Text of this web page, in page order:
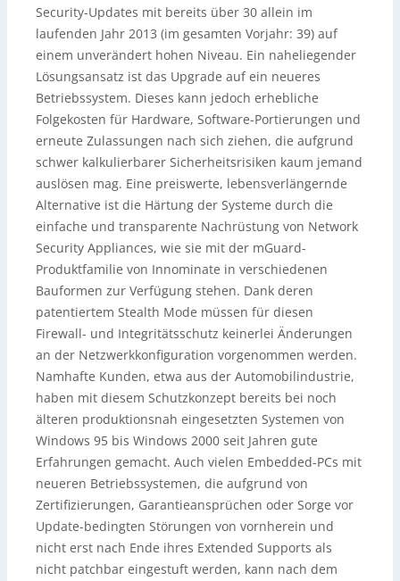
Security-Updates mit bereits über 30 allein im
laufenden Jahr 2013 (im gesamten Vorjahr: 39) auf
einem unverändert hohen Niveau. Ein naheliegender
Lösungsansatz ist das Upgrade auf ein neueres
Betriebssystem. Dieses kann jedoch erhebliche
Folgekosten für Hardware, Software-Portierungen und
erneute Zulassungen nach sich ziehen, die aufgrund
schwer kalkulierbarer Sicherheitsrisiken kaum jemand
auslösen mag. Eine preiswerte, lebensverlängernde
Alternative ist die Härtung der Systeme durch die
einfache und transparente Nachrüstung von Network
Security Appliances, wie sie mit der mGuard-
Produktfamilie von Innominate in verschiedenen
Bauformen zur Verfügung stehen. Dank deren
patentiertem Stealth Mode müssen für diesen
Firewall- und Integritätsschutz keinerlei Änderungen
an der Netzwerkkonfiguration vorgenommen werden.
Namhafte Kunden, etwa aus der Automobilindustrie,
haben mit diesem Schutzkonzept bereits bei noch
älteren produktionsnah eingesetzten Systemen von
Windows 95 bis Windows 2000 seit Jahren gute
Erfahrungen gemacht. Auch vielen Embedded-PCs mit
neueren Betriebssystemen, die aufgrund von
Zertifizierungen, Garantieansprüchen oder Sorge vor
Update-bedingten Störungen von vornherein und
nicht erst nach Ende ihres Extended Supports als
nicht patchbar eingestuft werden, kann nach dem